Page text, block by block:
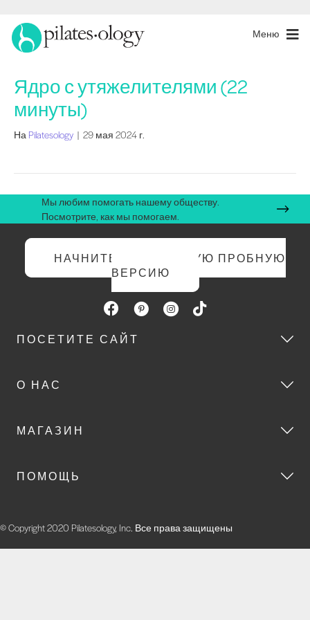
Меню
Ядро с утяжелителями (22
минуты)
На Pilatesology | 29 мая 2024 г.
Мы любим помогать нашему обществу.
Посмотрите, как мы помогаем.
НАЧНИТЕ БЕСПЛАТНУЮ ПРОБНУЮ
ВЕРСИЮ
ПОСЕТИТЕ САЙТ
О НАС
МАГАЗИН
ПОМОЩЬ
© Copyright 2020 Pilatesology, Inc. Все права защищены